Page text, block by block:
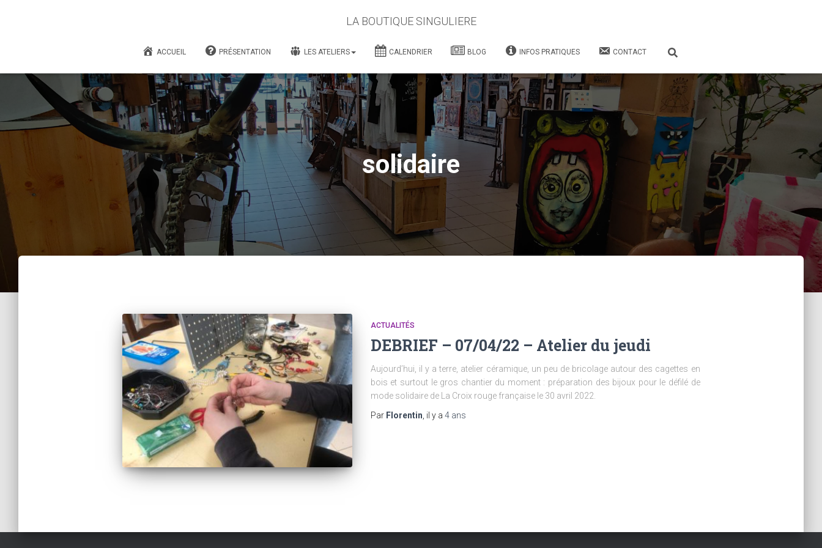
LA BOUTIQUE SINGULIERE
ACCUEIL PRÉSENTATION LES ATELIERS CALENDRIER BLOG INFOS PRATIQUES CONTACT
solidaire
ACTUALITÉS
DEBRIEF – 07/04/22 – Atelier du jeudi
Aujourd’hui, il y a terre, atelier céramique, un peu de bricolage autour des cagettes en
bois et surtout le gros chantier du moment : préparation des bijoux pour le défilé de
mode solidaire de La Croix rouge française le 30 avril 2022.
Par Florentin , il y a 4 ans